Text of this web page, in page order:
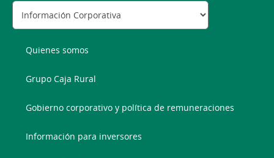
Quienes somos
Grupo Caja Rural
Gobierno corporativo y política de remuneraciones
Información para inversores